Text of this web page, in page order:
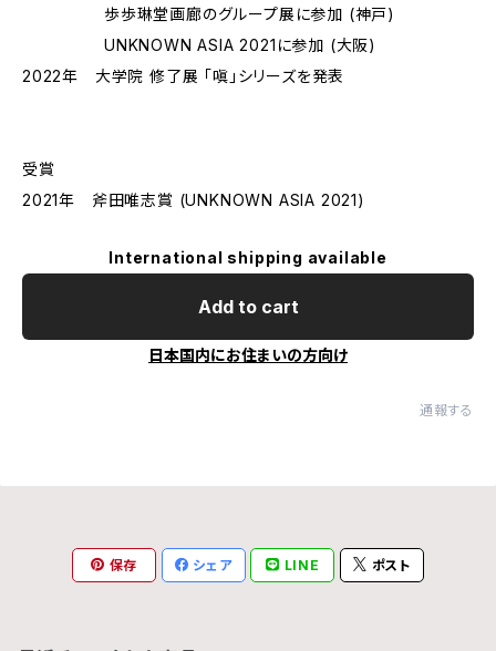
歩歩琳堂画廊のグループ展に参加 (神戸)
UNKNOWN ASIA 2021に参加 (大阪)
2022年 大学院 修了展 「嗔」シリーズを発表
受賞
2021年 斧田唯志賞 (UNKNOWN ASIA 2021)
International shipping available
Add to cart
日本国内にお住まいの方向け
通報する
保存 シェア LINE ポスト